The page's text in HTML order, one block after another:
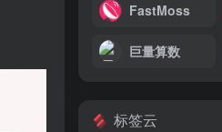
FastMoss
巨量算数
标签云